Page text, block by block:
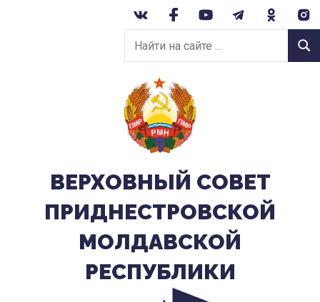
Найти
на
сайте:
ВЕРХОВНЫЙ CОВЕТ
ПРИДНЕСТРОВСКОЙ
МОЛДАВСКОЙ
РЕСПУБЛИКИ